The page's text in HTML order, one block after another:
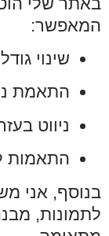
המאפשר:
שינוי
התאמת
ניווט
התאמות
בנוסף, אני
לתמונות,